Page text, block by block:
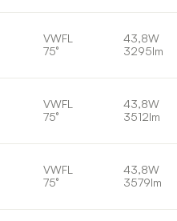
VWFL
75°
43,8W
3295lm
VWFL
75°
43,8W
3512lm
VWFL
75°
43,8W
3579lm